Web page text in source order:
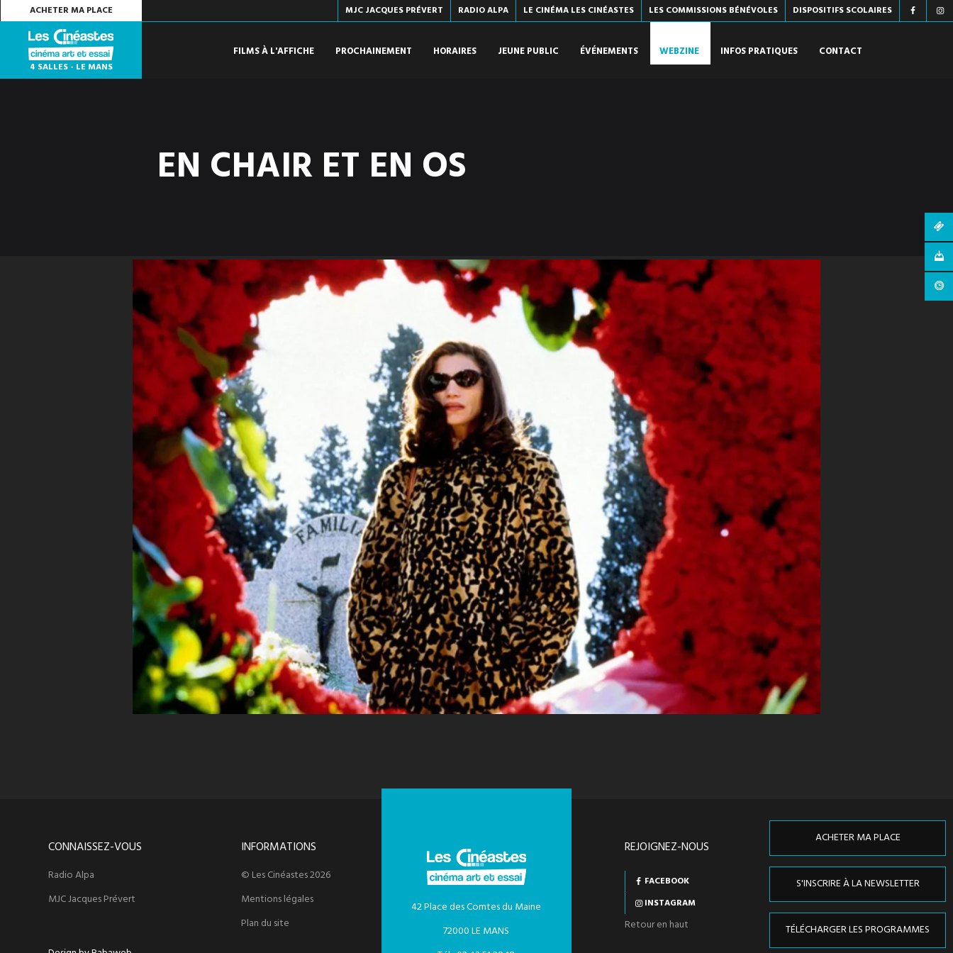
ACHETER MA PLACE MJC JACQUES PRÉVERT RADIO ALPA LE CINÉMA LES CINÉASTES LES COMMISSIONS BÉNÉVOLES DISPOSITIFS SCOLAIRES
4 SALLES - LE MANS
FILMS À L'AFFICHE PROCHAINEMENT HORAIRES JEUNE PUBLIC ÉVÉNEMENTS WEBZINE INFOS PRATIQUES CONTACT
EN CHAIR ET EN OS
CONNAISSEZ-VOUS
Radio Alpa
MJC Jacques Prévert
INFORMATIONS
© Les Cinéastes 2026
Mentions légales
Plan du site
42 Place des Comtes du Maine
72000 LE MANS
REJOIGNEZ-NOUS
FACEBOOK
INSTAGRAM
Retour en haut
ACHETER MA PLACE
S'INSCRIRE À LA NEWSLETTER
TÉLÉCHARGER LES PROGRAMMES